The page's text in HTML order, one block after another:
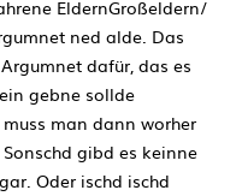
EldernGroßeldern/
ned alde. Das
dafür, das es
gebne sollde
man dann worher
gibd es keinne
Oder ischd ischd